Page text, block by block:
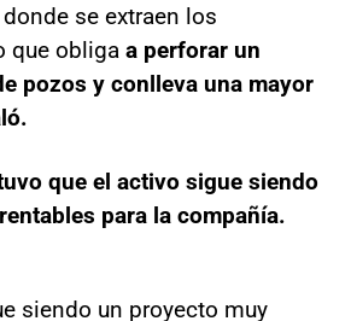
se extraen los
que obliga a perforar un
pozos y conlleva una mayor
que el activo sigue siendo
para la compañía.
siendo un proyecto muy